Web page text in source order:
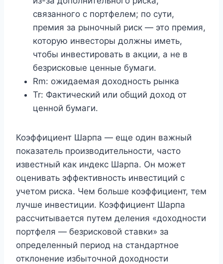
связанного с портфелем; по сути,
премия за рыночный риск — это премия,
которую инвесторы должны иметь,
чтобы инвестировать в акции, а не в
безрисковые ценные бумаги.
Rm: ожидаемая доходность рынка
Tr: Фактический или общий доход от
ценной бумаги.
Коэффициент Шарпа — еще один важный
показатель производительности, часто
известный как индекс Шарпа. Он может
оценивать эффективность инвестиций с
учетом риска. Чем больше коэффициент, тем
лучше инвестиции. Коэффициент Шарпа
рассчитывается путем деления «доходности
портфеля — безрисковой ставки» за
определенный период на стандартное
отклонение избыточной доходности